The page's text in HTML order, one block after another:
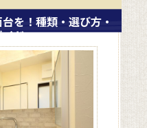
を！種類・選び方・
ド